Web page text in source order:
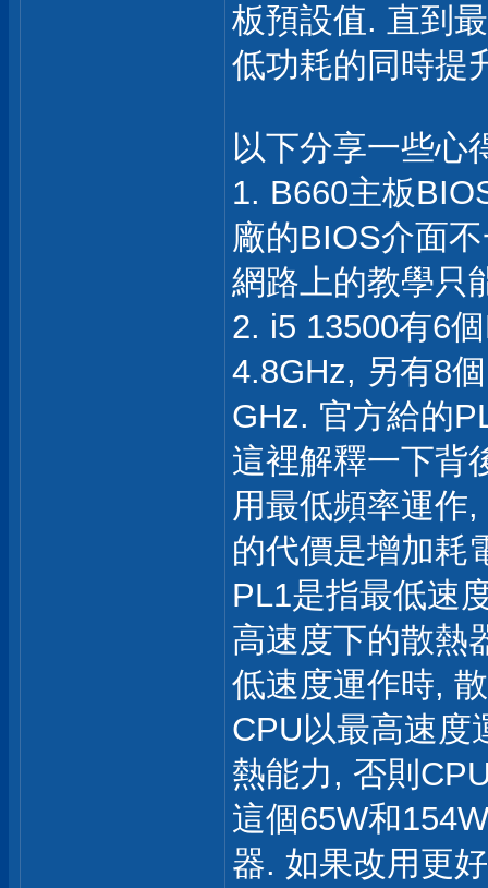
板預設值. 直到
低功耗的同時提
以下分享一些心
1. B660主板
廠的BIOS介面
網路上的教學只
2. i5 13500有6
4.8GHz, 另有8
GHz. 官方給的
這裡解釋一下背
用最低頻率運作
的代價是增加耗
PL1是指最低速
高速度下的散熱
低速度運作時,
CPU以最高速度
熱能力, 否則
這個65W和
器. 如果改用更